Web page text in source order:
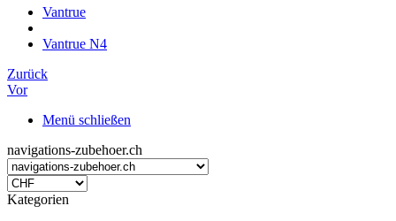
Vantrue
Vantrue N4
Zurück
Vor
Menü schließen
navigations-zubehoer.ch
Kategorien